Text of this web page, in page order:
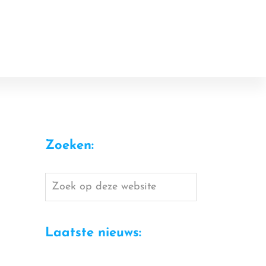
Zoeken:
Zoek
op
website
Laatste nieuws: